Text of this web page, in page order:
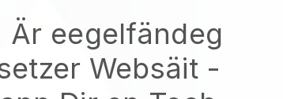
Är eegelfändeg
Websäit -